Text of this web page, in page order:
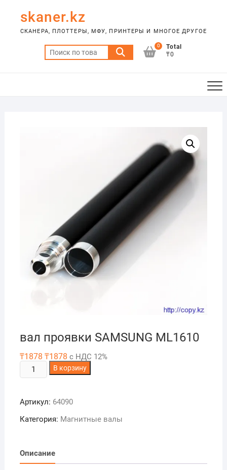
content
skaner.kz
СКАНЕРА, ПЛОТТЕРЫ, МФУ, ПРИНТЕРЫ И МНОГОЕ ДРУГОЕ
Искать:
0
Total
₸0
вал проявки SAMSUNG ML1610
₸1878 ₸1878 с НДС 12%
Количество
товара
проявки
SAMSUNG
В корзину
Артикул: 64090
Категория: Магнитные валы
Описание